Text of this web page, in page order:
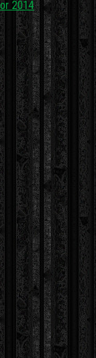
2014